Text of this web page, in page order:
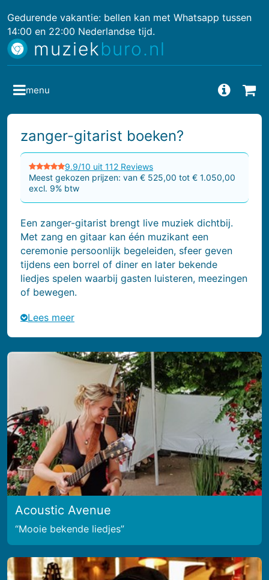
Gedurende vakantie: bellen kan met Whatsapp tussen
14:00 en 22:00 Nederlandse tijd.
muziekburo.nl
zanger-gitarist boeken?
9.9/10 uit 112 Reviews
Meest gekozen prijzen: van € 525,00 tot € 1.050,00
excl. 9% btw
Een zanger-gitarist brengt live muziek dichtbij.
Met zang en gitaar kan één muzikant een
ceremonie persoonlijk begeleiden, sfeer geven
tijdens een borrel of diner en later bekende
liedjes spelen waarbij gasten luisteren, meezingen
of bewegen.
Lees meer
Acoustic Avenue
Mooie bekende liedjes
menu